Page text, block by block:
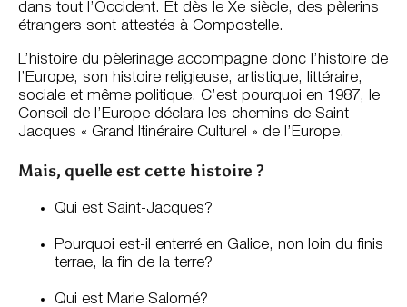
dans tout l’Occident. Et dès le Xe siècle, des pèlerins
étrangers sont attestés à Compostelle.
L’histoire du pèlerinage accompagne donc l’histoire de
l’Europe, son histoire religieuse, artistique, littéraire,
sociale et même politique. C’est pourquoi en 1987, le
Conseil de l’Europe déclara les chemins de Saint-
Jacques « Grand Itinéraire Culturel » de l’Europe.
Mais, quelle est cette histoire ?
Qui est Saint-Jacques?
Pourquoi est-il enterré en Galice, non loin du finis
terrae, la fin de la terre?
Qui est Marie Salomé?